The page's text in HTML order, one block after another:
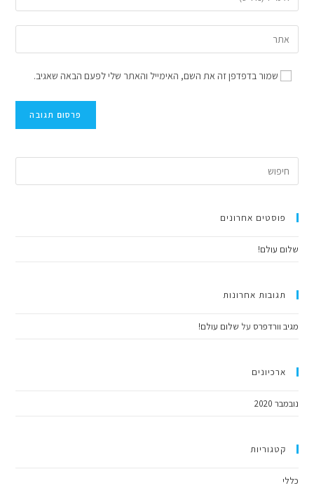
שמור בדפדפן זה את השם, האימייל והאתר שלי לפעם הבאה שאגיב.
פוסטים אחרונים
שלום עולם!
תגובות אחרונות
מגיב וורדפרס על שלום עולם!
ארכיונים
נובמבר 2020
קטגוריות
כללי